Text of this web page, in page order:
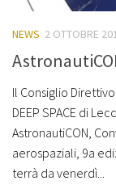
NEWS 2 OTTOBRE
Il Consiglio
DEEP SPACE di
AstronautiCON,
aerospaziali, 9a
terrà da venerdì...